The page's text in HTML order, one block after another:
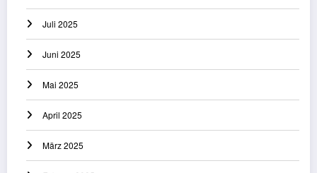
Juli 2025
Juni 2025
Mai 2025
April 2025
März 2025